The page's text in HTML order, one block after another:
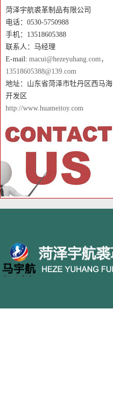
菏泽宇航裘革制品有限公司
电话：0530-5750988
手机：13518605388
联系人：马经理
E-mail: macui@hezeyuhang.com，
13518605388@139.com
地址：山东省菏泽市牡丹区西马海
开发区
http://www.huameitoy.com